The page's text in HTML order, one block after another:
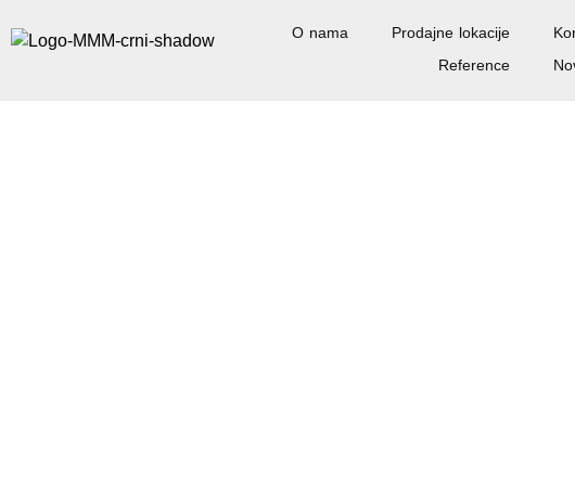
O nama Prodajne lokacije
Reference